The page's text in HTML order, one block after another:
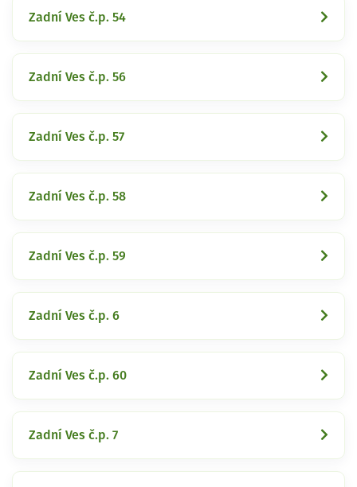
Zadní Ves č.p. 54
Zadní Ves č.p. 56
Zadní Ves č.p. 57
Zadní Ves č.p. 58
Zadní Ves č.p. 59
Zadní Ves č.p. 6
Zadní Ves č.p. 60
Zadní Ves č.p. 7